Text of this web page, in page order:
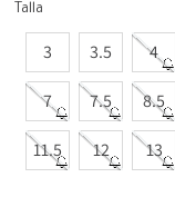
Talla
3 3.5 4
7 7.5 8.5
11.5 12 13